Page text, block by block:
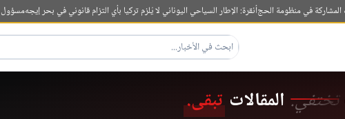
في منظومة الحجأنقرة: الإطار السياحي اليوناني لا يُلزم تركيا بأي التزام قانوني في بحر إيجهمسؤول تركي:
تختفي. المقالات تبقى.